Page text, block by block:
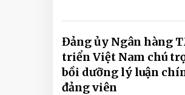
Đảng ủy Ngân hàng
triển Việt Nam chú
bồi dưỡng lý luận
đảng viên